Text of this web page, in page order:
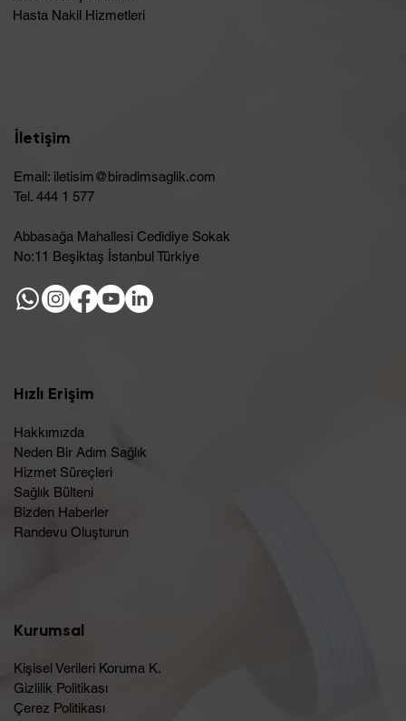
Hasta Nakil Hizmetleri
İletişim
Email: iletisim@biradimsaglik.com
Tel. 444 1 577
Abbasağa Mahallesi Cedidiye Sokak
No:11 Beşiktaş İstanbul Türkiye
Hızlı Erişim
Hakkımızda
Neden Bir Adım Sağlık
Hizmet Süreçleri
Sağlık Bülteni
Bizden Haberler
Randevu Oluşturun​
Kurumsal
Kişisel Verileri Koruma K.
Gizlilik Politikası
Çerez Politikası